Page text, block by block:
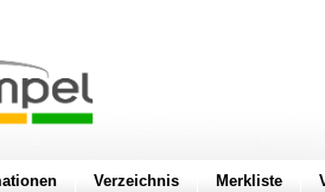
Verzeichnis Merkliste